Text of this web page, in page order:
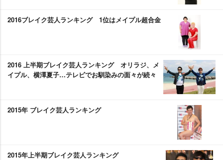
2016ブレイク芸人ランキング 1位はメイプル超合金
2016 上半期ブレイク芸人ランキング オリラジ、メ
イプル、横澤夏子…テレビでお馴染みの面々が続々
2015年 ブレイク芸人ランキング
2015年上半期ブレイク芸人ランキング